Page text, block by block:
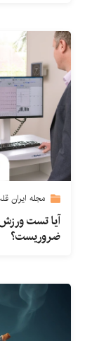
مجله ایران
آیا تست
ضروریست؟